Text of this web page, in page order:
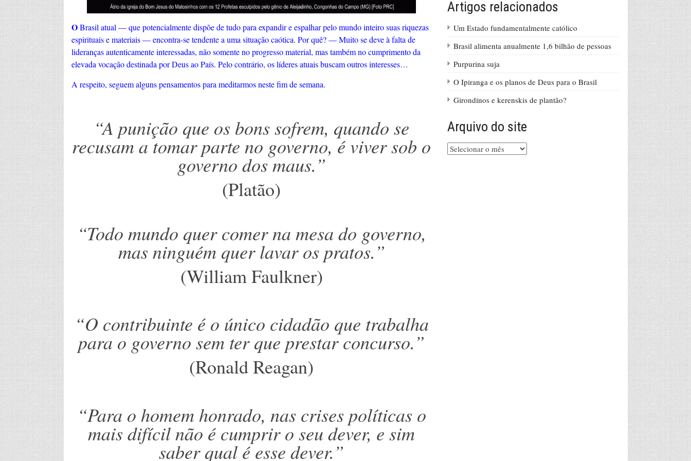
OBrasil atual — que potencialmente dispõe de tudo para expandir e espalhar pelo mundo inteiro suas riquezas
espirituais e materiais — encontra-se tendente a uma situação caótica. Por quê? — Muito se deve à falta de
lideranças autenticamente interessadas, não somente no progresso material, mas também no cumprimento da
elevada vocação destinada por Deus ao País. Pelo contrário, os líderes atuais buscam outros interesses…
A respeito, seguem alguns pensamentos para meditarmos neste fim de semana.
“A punição que os bons sofrem, quando se
recusam a tomar parte no governo, é viver sob o
governo dos maus.”
(Platão)
“Todo mundo quer comer na mesa do governo,
mas ninguém quer lavar os pratos.”
(William Faulkner)
“O contribuinte é o único cidadão que trabalha
para o governo sem ter que prestar concurso.”
(Ronald Reagan)
“Para o homem honrado, nas crises políticas o
mais difícil não é cumprir o seu dever, e sim
saber qual é esse dever.”
Artigos relacionados
Um Estado fundamentalmente católico
Brasil alimenta anualmente 1,6 bilhão de pessoas
Purpurina suja
O Ipiranga e os planos de Deus para o Brasil
Girondinos e kerenskis de plantão?
Arquivo do site
Arquivo
do